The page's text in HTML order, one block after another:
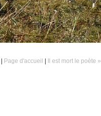
Page d'accueil Il est mort le poète »